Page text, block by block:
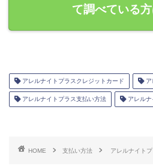
て調べている
アレルナイトプラスクレジットカード ア
アレルナイトプラス支払い方法 アレルナ
HOME 支払い方法 アレルナイト